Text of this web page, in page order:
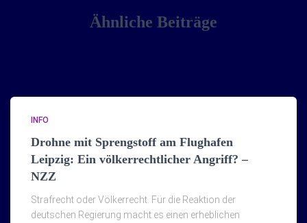
Ähnliche Beiträge
INFO
Drohne mit Sprengstoff am Flughafen
Leipzig: Ein völkerrechtlicher Angriff? –
NZZ
Strafrecht oder Völkerrecht. Für die Reaktion der
deutschen Regierung macht es einen erheblichen